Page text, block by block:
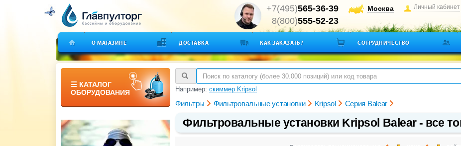
+7(495)565-36-39
8(800)555-52-23
Москва Личный кабинет
О МАГАЗИНЕ ДОСТАВКА КАК ЗАКАЗАТЬ? СОТРУДНИЧЕСТВО
☰ КАТАЛОГ
ОБОРУДОВАНИЯ
Например: скиммер Kripsol
Фильтры Фильтровальные установки Kripsol Серия Balear
Фильтровальные установки Kripsol Balear - все